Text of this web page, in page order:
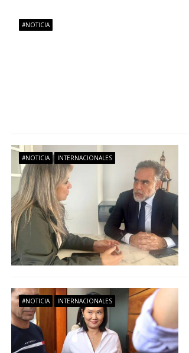
g
n
d
e
e
n
t
r
#NOTICIA
#NOTICIA INTERNACIONALES
#NOTICIA INTERNACIONALES